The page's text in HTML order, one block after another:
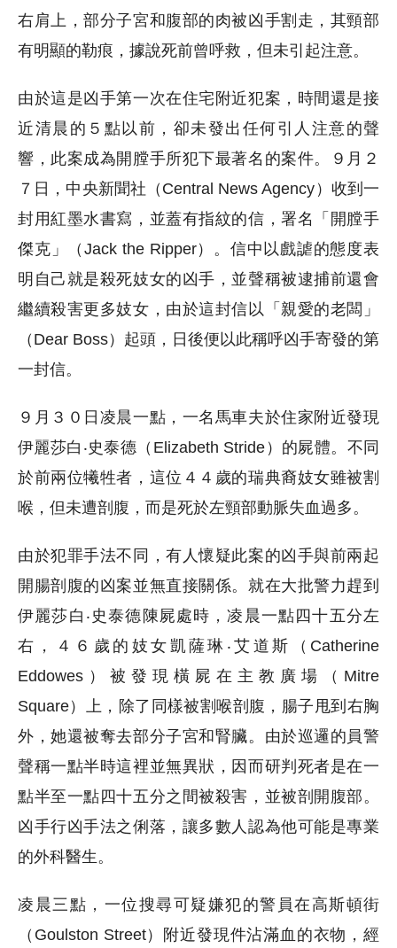
右肩上，部分子宮和腹部的肉被凶手割走，其頸部
有明顯的勒痕，據說死前曾呼救，但未引起注意。
由於這是凶手第一次在住宅附近犯案，時間還是接
近清晨的５點以前，卻未發出任何引人注意的聲
響，此案成為開膛手所犯下最著名的案件。９月２
７日，中央新聞社（Central News Agency）收到一
封用紅墨水書寫，並蓋有指紋的信，署名「開膛手
傑克」（Jack the Ripper）。信中以戲謔的態度表
明自己就是殺死妓女的凶手，並聲稱被逮捕前還會
繼續殺害更多妓女，由於這封信以「親愛的老闆」
（Dear Boss）起頭，日後便以此稱呼凶手寄發的第
一封信。
９月３０日凌晨一點，一名馬車夫於住家附近發現
伊麗莎白‧史泰德（Elizabeth Stride）的屍體。不同
於前兩位犧牲者，這位４４歲的瑞典裔妓女雖被割
喉，但未遭剖腹，而是死於左頸部動脈失血過多。
由於犯罪手法不同，有人懷疑此案的凶手與前兩起
開腸剖腹的凶案並無直接關係。就在大批警力趕到
伊麗莎白‧史泰德陳屍處時，凌晨一點四十五分左
右，４６歲的妓女凱薩琳‧艾道斯（Catherine
Eddowes）被發現橫屍在主教廣場（Mitre
Square）上，除了同樣被割喉剖腹，腸子甩到右胸
外，她還被奪去部分子宮和腎臟。由於巡邏的員警
聲稱一點半時這裡並無異狀，因而研判死者是在一
點半至一點四十五分之間被殺害，並被剖開腹部。
凶手行凶手法之俐落，讓多數人認為他可能是專業
的外科醫生。
凌晨三點，一位搜尋可疑嫌犯的警員在高斯頓街
（Goulston Street）附近發現件沾滿血的衣物，經